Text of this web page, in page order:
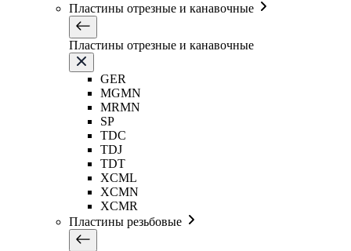
Пластины отрезные и канавочные
Пластины отрезные и канавочные
GER
MGMN
MRMN
SP
TDC
TDJ
TDT
XCML
XCMN
XCMR
Пластины резьбовые